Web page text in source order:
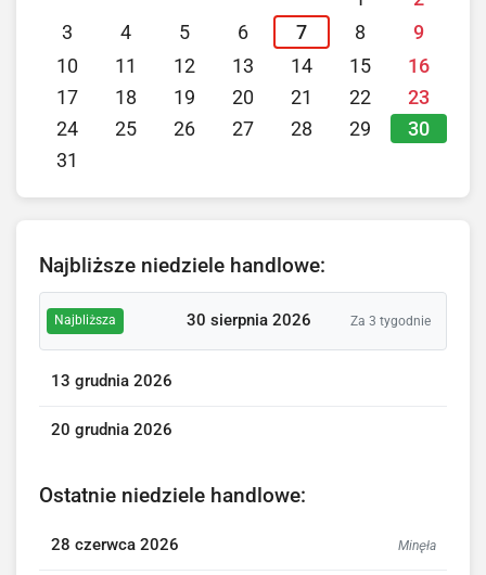
3
4 5 6 7 8
9
10
11 12 13 14 15
16
17
18 19 20 21 22
23
24
25 26 27 28 29 30
31
Najbliższe niedziele handlowe:
Najbliższa 30 sierpnia 2026 Za 3 tygodnie
13 grudnia 2026
20 grudnia 2026
Ostatnie niedziele handlowe:
28 czerwca 2026 Minęła